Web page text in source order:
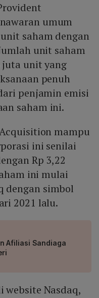
umum
saham dengan
unit saham
unit yang
penuh
penjamin emisi
saham ini.
mampu
ini senilai
Rp 3,22
ini mulai
dengan simbol
2021 lalu.
Afiliasi Sandiaga
website Nasdaq,